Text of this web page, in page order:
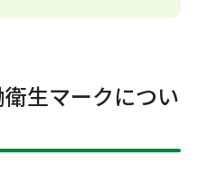
生マークについ